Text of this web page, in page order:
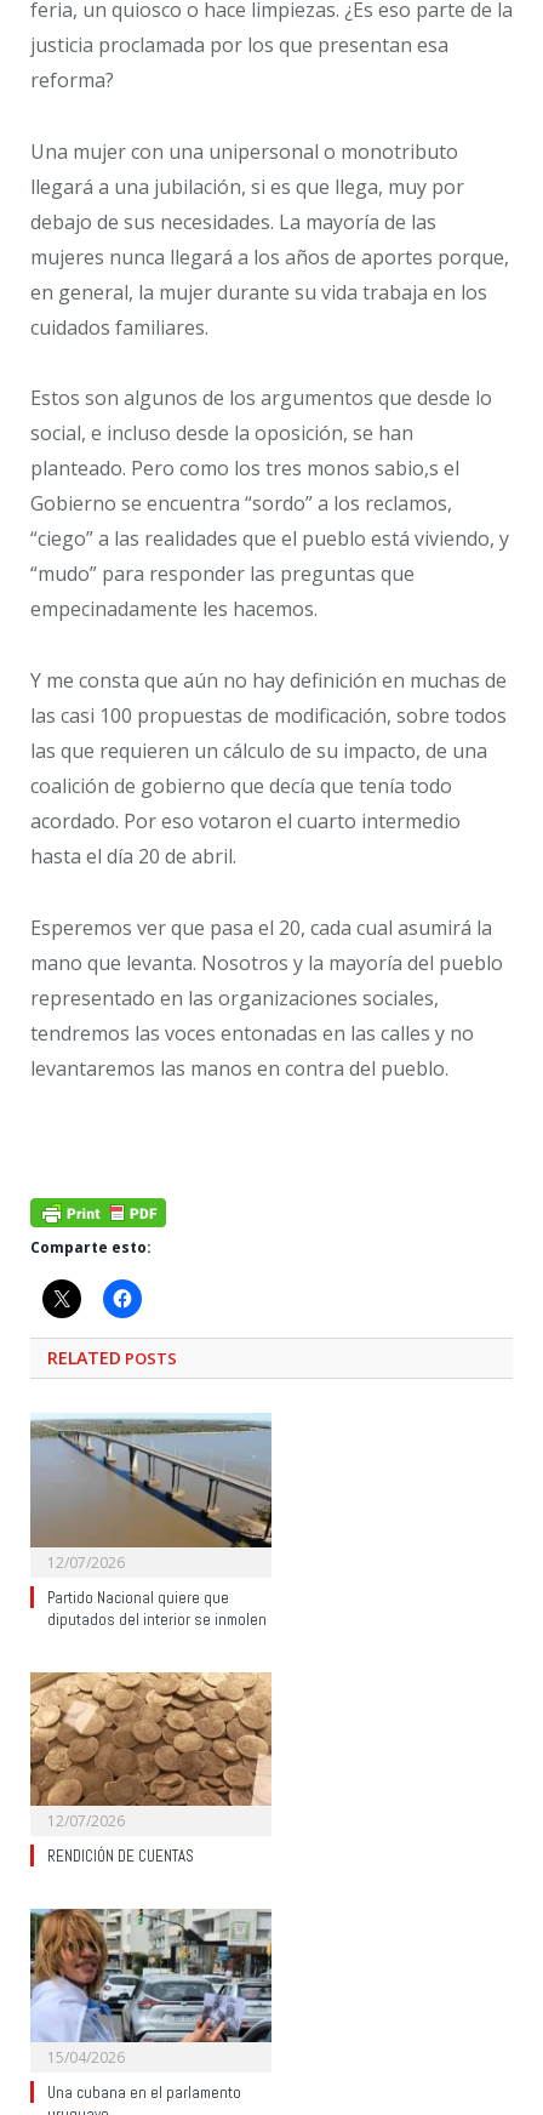
feria, un quiosco o hace limpiezas. ¿Es eso parte de la
justicia proclamada por los que presentan esa
reforma?
Una mujer con una unipersonal o monotributo
llegará a una jubilación, si es que llega, muy por
debajo de sus necesidades. La mayoría de las
mujeres nunca llegará a los años de aportes porque,
en general, la mujer durante su vida trabaja en los
cuidados familiares.
Estos son algunos de los argumentos que desde lo
social, e incluso desde la oposición, se han
planteado. Pero como los tres monos sabio,s el
Gobierno se encuentra “sordo” a los reclamos,
“ciego” a las realidades que el pueblo está viviendo, y
“mudo” para responder las preguntas que
empecinadamente les hacemos.
Y me consta que aún no hay definición en muchas de
las casi 100 propuestas de modificación, sobre todos
las que requieren un cálculo de su impacto, de una
coalición de gobierno que decía que tenía todo
acordado. Por eso votaron el cuarto intermedio
hasta el día 20 de abril.
Esperemos ver que pasa el 20, cada cual asumirá la
mano que levanta. Nosotros y la mayoría del pueblo
representado en las organizaciones sociales,
tendremos las voces entonadas en las calles y no
levantaremos las manos en contra del pueblo.
Comparte esto:
RELATED POSTS
12/07/2026
Partido Nacional quiere que
diputados del interior se inmolen
12/07/2026
RENDICIÓN DE CUENTAS
15/04/2026
Una cubana en el parlamento